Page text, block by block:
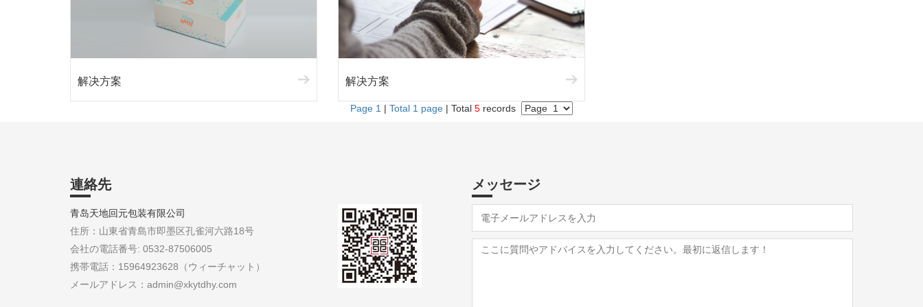
解决方案 解决方案
Page 1 | Total 1 page | Total 5 records
連絡先
青岛天地回元包装有限公司
住所：山東省青島市即墨区孔雀河六路18号
会社の電話番号: 0532-87506005
携帯電話：15964923628（ウィーチャット）
メールアドレス：admin@xkytdhy.com
メッセージ